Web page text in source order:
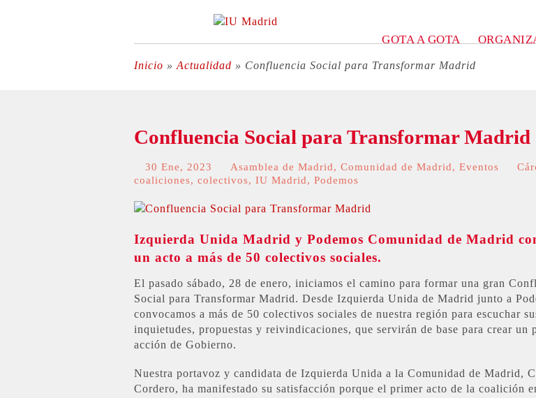
GOTA A GOTA
Inicio »Actualidad » Confluencia Social para Transformar Madrid
Confluencia Social para Transformar Madrid
30 Ene, 2023 Asamblea de Madrid, Comunidad de Madrid, Eventos
coaliciones, colectivos, IU Madrid, Podemos
Izquierda Unida Madrid y Podemos Comunidad de Madrid
un acto a más de 50 colectivos sociales.
El pasado sábado, 28 de enero, iniciamos el camino para formar una gran
Social para Transformar Madrid. Desde Izquierda Unida de Madrid junto a
convocamos a más de 50 colectivos sociales de nuestra región para escuchar
inquietudes, propuestas y reivindicaciones, que servirán de base para crear un
acción de Gobierno.
Nuestra portavoz y candidata de Izquierda Unida a la Comunidad de Madrid,
Cordero, ha manifestado su satisfacción porque el primer acto de la coalición